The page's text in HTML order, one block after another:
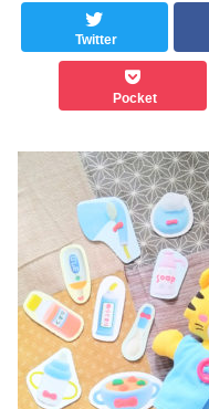
Twitter
Pocket